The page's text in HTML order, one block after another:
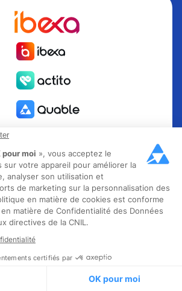
pour moi », vous acceptez le
sur votre appareil pour améliorer la
analyser son utilisation et
de marketing sur la personnalisation des
en matière de cookies est conforme
matière de Confidentialité des Données
directives de la CNIL.
certifiés par
OK pour moi
de gestion de l’information Produit
et fabricants en quête de croissance.
Brands, MCO Regent et plus de 300
travers 85 pays ont choisi Quable PIM
business omnicanal. Fondée en